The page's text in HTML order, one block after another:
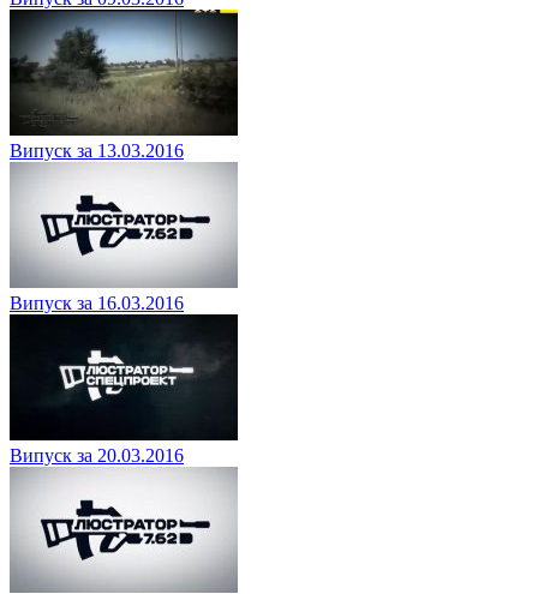
Випуск за 13.03.2016
Випуск за 16.03.2016
Випуск за 20.03.2016